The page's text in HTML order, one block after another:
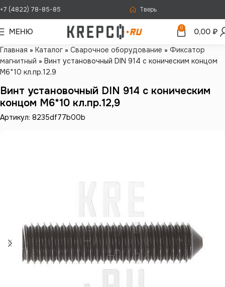
+7 (4822) 78-85-85 Тверь
МЕНЮ 0 0,00 ₽
Главная » Каталог » Сварочное оборудование » Фиксатор
магнитный » Винт установочный DIN 914 с коническим концом
М6*10 кл.пр.12,9
Винт установочный DIN 914 с коническим
концом М6*10 кл.пр.12,9
Артикул: 8235df77b00b